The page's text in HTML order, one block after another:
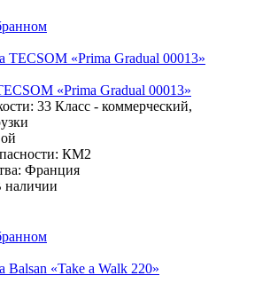
«Prima Gradual 00013»
33 Класс - коммерческий,
КМ2
Франция
наличии